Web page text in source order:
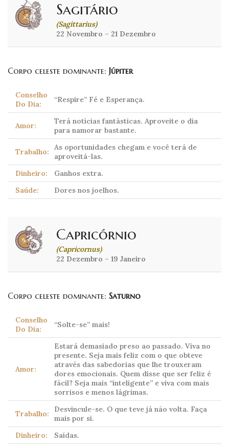
Sagitário
(Sagittarius)
22 Novembro – 21 Dezembro
Corpo celeste dominante: Júpiter
Conselho
Do Dia:
“Respire” Fé e Esperança.
Amor:
Terá notícias fantásticas. Aproveite o dia
para namorar bastante.
Trabalho:
As oportunidades chegam e você terá de
aproveitá-las.
Dinheiro:
Ganhos extra.
Saúde:
Dores nos joelhos.
Capricórnio
(Capricornus)
22 Dezembro – 19 Janeiro
Corpo celeste dominante: Saturno
Conselho
Do Dia:
“Solte-se” mais!
Amor:
Estará demasiado preso ao passado. Viva no
presente. Seja mais feliz com o que obteve
através das sabedorias que lhe trouxeram
dores emocionais. Quem disse que ser feliz é
fácil? Seja mais “inteligente” e viva com mais
sorrisos e menos lágrimas.
Trabalho:
Desvincule-se. O que teve já não volta. Faça
mais por si.
Dinheiro:
Saídas.